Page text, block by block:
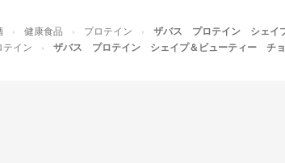
健康食品 プロテイン ザバス プロテイン シェイ
テイン ザバス プロテイン シェイプ＆ビューティー チ